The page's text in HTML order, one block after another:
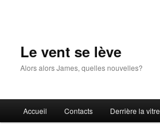
Le vent se lève
Alors alors James, quelles nouvelles?
principal
Accueil Contacts Derrière la vitre